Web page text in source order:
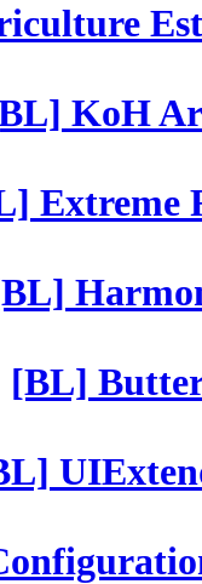
KoH
Extreme
[BL]